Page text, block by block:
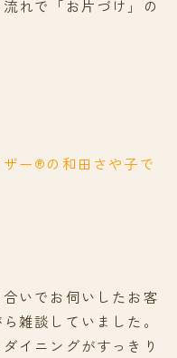
れで「お片づけ」の
ー®の和田さや子で
いでお伺いしたお客
雑談していました。
イニングがすっきり